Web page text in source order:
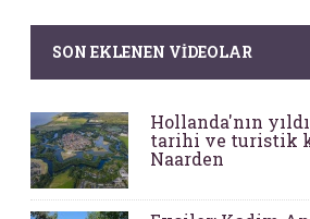
SON EKLENEN VIDEOLAR
Hollanda'nın
tarihi ve turistik
Naarden